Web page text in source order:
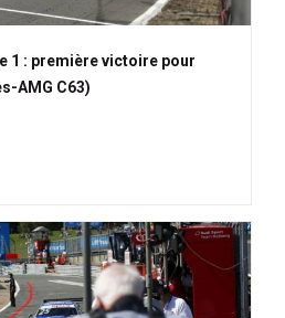
1 : première victoire pour
AMG C63)